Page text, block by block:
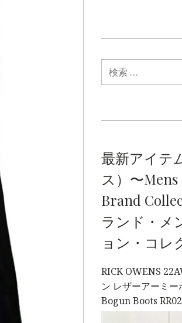
最新アイテ
ス）〜
Brand
ランド・メ
ョン・コレ
RICK OWENS
ン レザーアーミ
Bogun Boots